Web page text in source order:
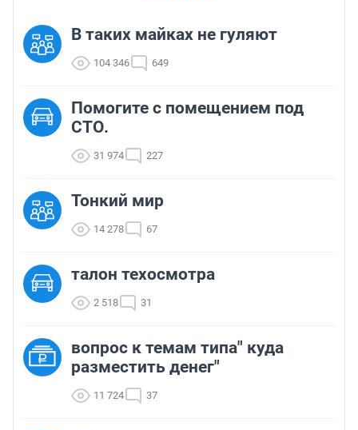
В таких майках не гуляют
104 346 649
Помогите с помещением под
СТО.
31 974 227
Тонкий мир
14 278 67
талон техосмотра
2 518 31
вопрос к темам типа" куда
разместить денег"
11 724 37